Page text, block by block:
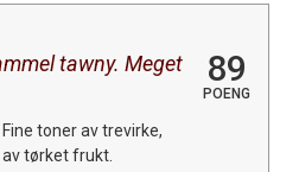
tawny. Meget
89
POENG
Fine toner av trevirke,
tørket frukt.